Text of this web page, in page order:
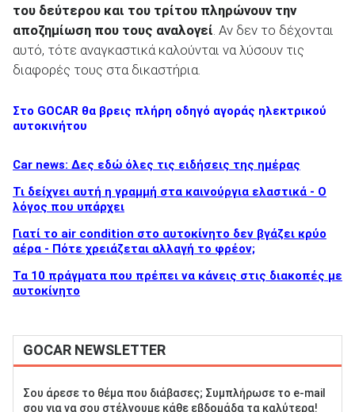
του δεύτερου και του τρίτου πληρώνουν την
αποζημίωση που τους αναλογεί. Αν δεν το δέχονται
αυτό, τότε αναγκαστικά καλούνται να λύσουν τις
διαφορές τους στα δικαστήρια.
Στο GOCAR θα βρεις πλήρη οδηγό αγοράς ηλεκτρικού
αυτοκινήτου
Car news: Δες εδώ όλες τις ειδήσεις της ημέρας
Τι δείχνει αυτή η γραμμή στα καινούργια ελαστικά - Ο
λόγος που υπάρχει
Γιατί το air condition στο αυτοκίνητο δεν βγάζει κρύο
αέρα - Πότε χρειάζεται αλλαγή το φρέον;
Τα 10 πράγματα που πρέπει να κάνεις στις διακοπές με
αυτοκίνητο
GOCAR NEWSLETTER
Σου άρεσε το θέμα που διάβασες; Συμπλήρωσε το e-mail
σου για να σου στέλνουμε κάθε εβδομάδα τα καλύτερα!